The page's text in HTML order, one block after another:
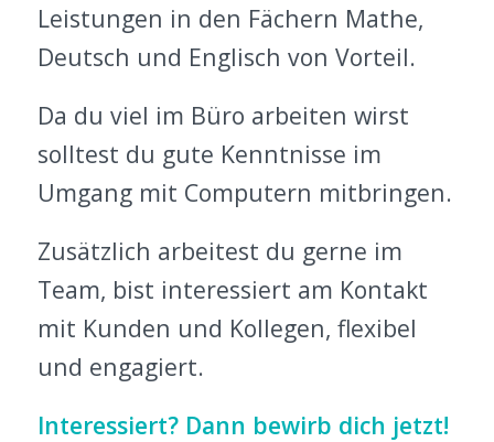
Leistungen in den Fächern Mathe,
Deutsch und Englisch von Vorteil.
Da du viel im Büro arbeiten wirst
solltest du gute Kenntnisse im
Umgang mit Computern mitbringen.
Zusätzlich arbeitest du gerne im
Team, bist interessiert am Kontakt
mit Kunden und Kollegen, flexibel
und engagiert.
Interessiert? Dann bewirb dich jetzt!